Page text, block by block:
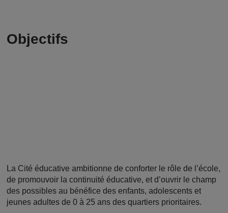
Objectifs
La Cité éducative ambitionne de conforter le rôle de l’école,
de promouvoir la continuité éducative, et d’ouvrir le champ
des possibles au bénéfice des enfants, adolescents et
jeunes adultes de 0 à 25 ans des quartiers prioritaires.